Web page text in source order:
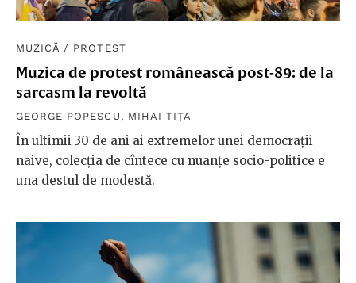
MUZICĂ / PROTEST
Muzica de protest românească post-89: de la
sarcasm la revoltă
GEORGE POPESCU , MIHAI TIȚA
În ultimii 30 de ani ai extremelor unei democrații
naive, colecția de cîntece cu nuanțe socio-politice e
una destul de modestă.